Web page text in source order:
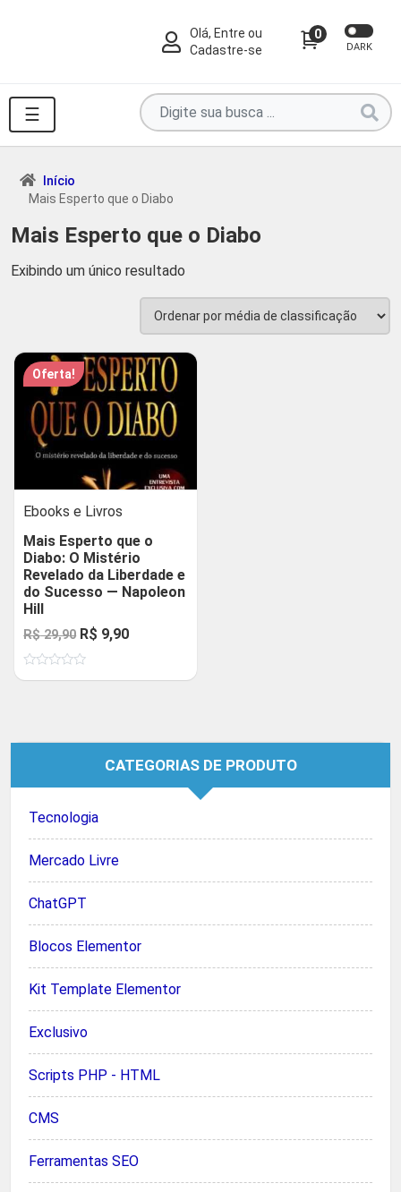
Olá, Entre ou
Cadastre-se
0
DARK
☰
Pesquise
por
produtos
...
Início
Mais Esperto que o Diabo
Mais Esperto que o Diabo
Exibindo um único resultado
Oferta!
Ebooks e Livros
Mais Esperto que o
Diabo: O Mistério
Revelado da Liberdade e
do Sucesso — Napoleon
Hill
R$29,90 O
preço
original
R$ 9,90O
atual
CATEGORIAS DE PRODUTO
Tecnologia
Mercado Livre
ChatGPT
Blocos Elementor
Kit Template Elementor
Exclusivo
Scripts PHP - HTML
CMS
Ferramentas SEO